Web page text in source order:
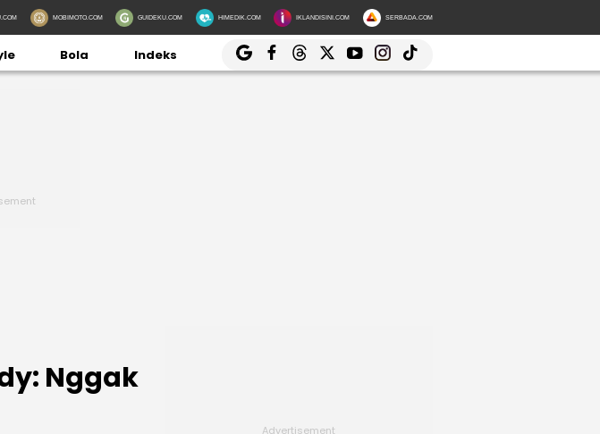
MOBIMOTO.COM GUIDEKU.COM HIMEDIK.COM IKLANDISINI.COM SERBADA.COM
Bola Indeks
Nggak